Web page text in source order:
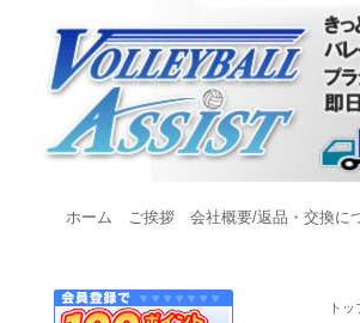
ホーム ご挨拶 会社概要/返品・交換に
ト